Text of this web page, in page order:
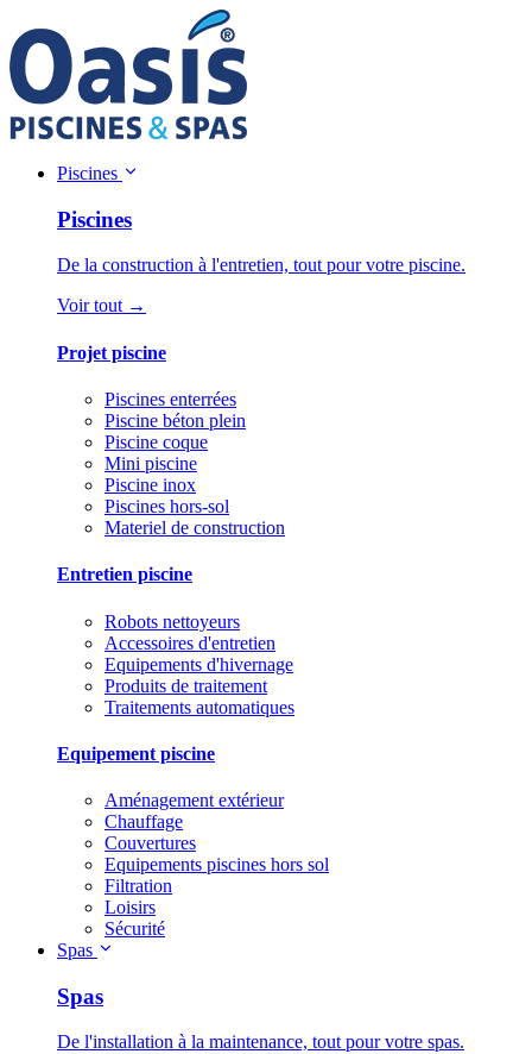
Piscines
Piscines
De la construction à l'entretien, tout pour votre piscine.
Voir tout →
Projet piscine
Piscines enterrées
Piscine béton plein
Piscine coque
Mini piscine
Piscine inox
Piscines hors-sol
Materiel de construction
Entretien piscine
Robots nettoyeurs
Accessoires d'entretien
Equipements d'hivernage
Produits de traitement
Traitements automatiques
Equipement piscine
Aménagement extérieur
Chauffage
Couvertures
Equipements piscines hors sol
Filtration
Loisirs
Sécurité
Spas
Spas
De l'installation à la maintenance, tout pour votre spas.